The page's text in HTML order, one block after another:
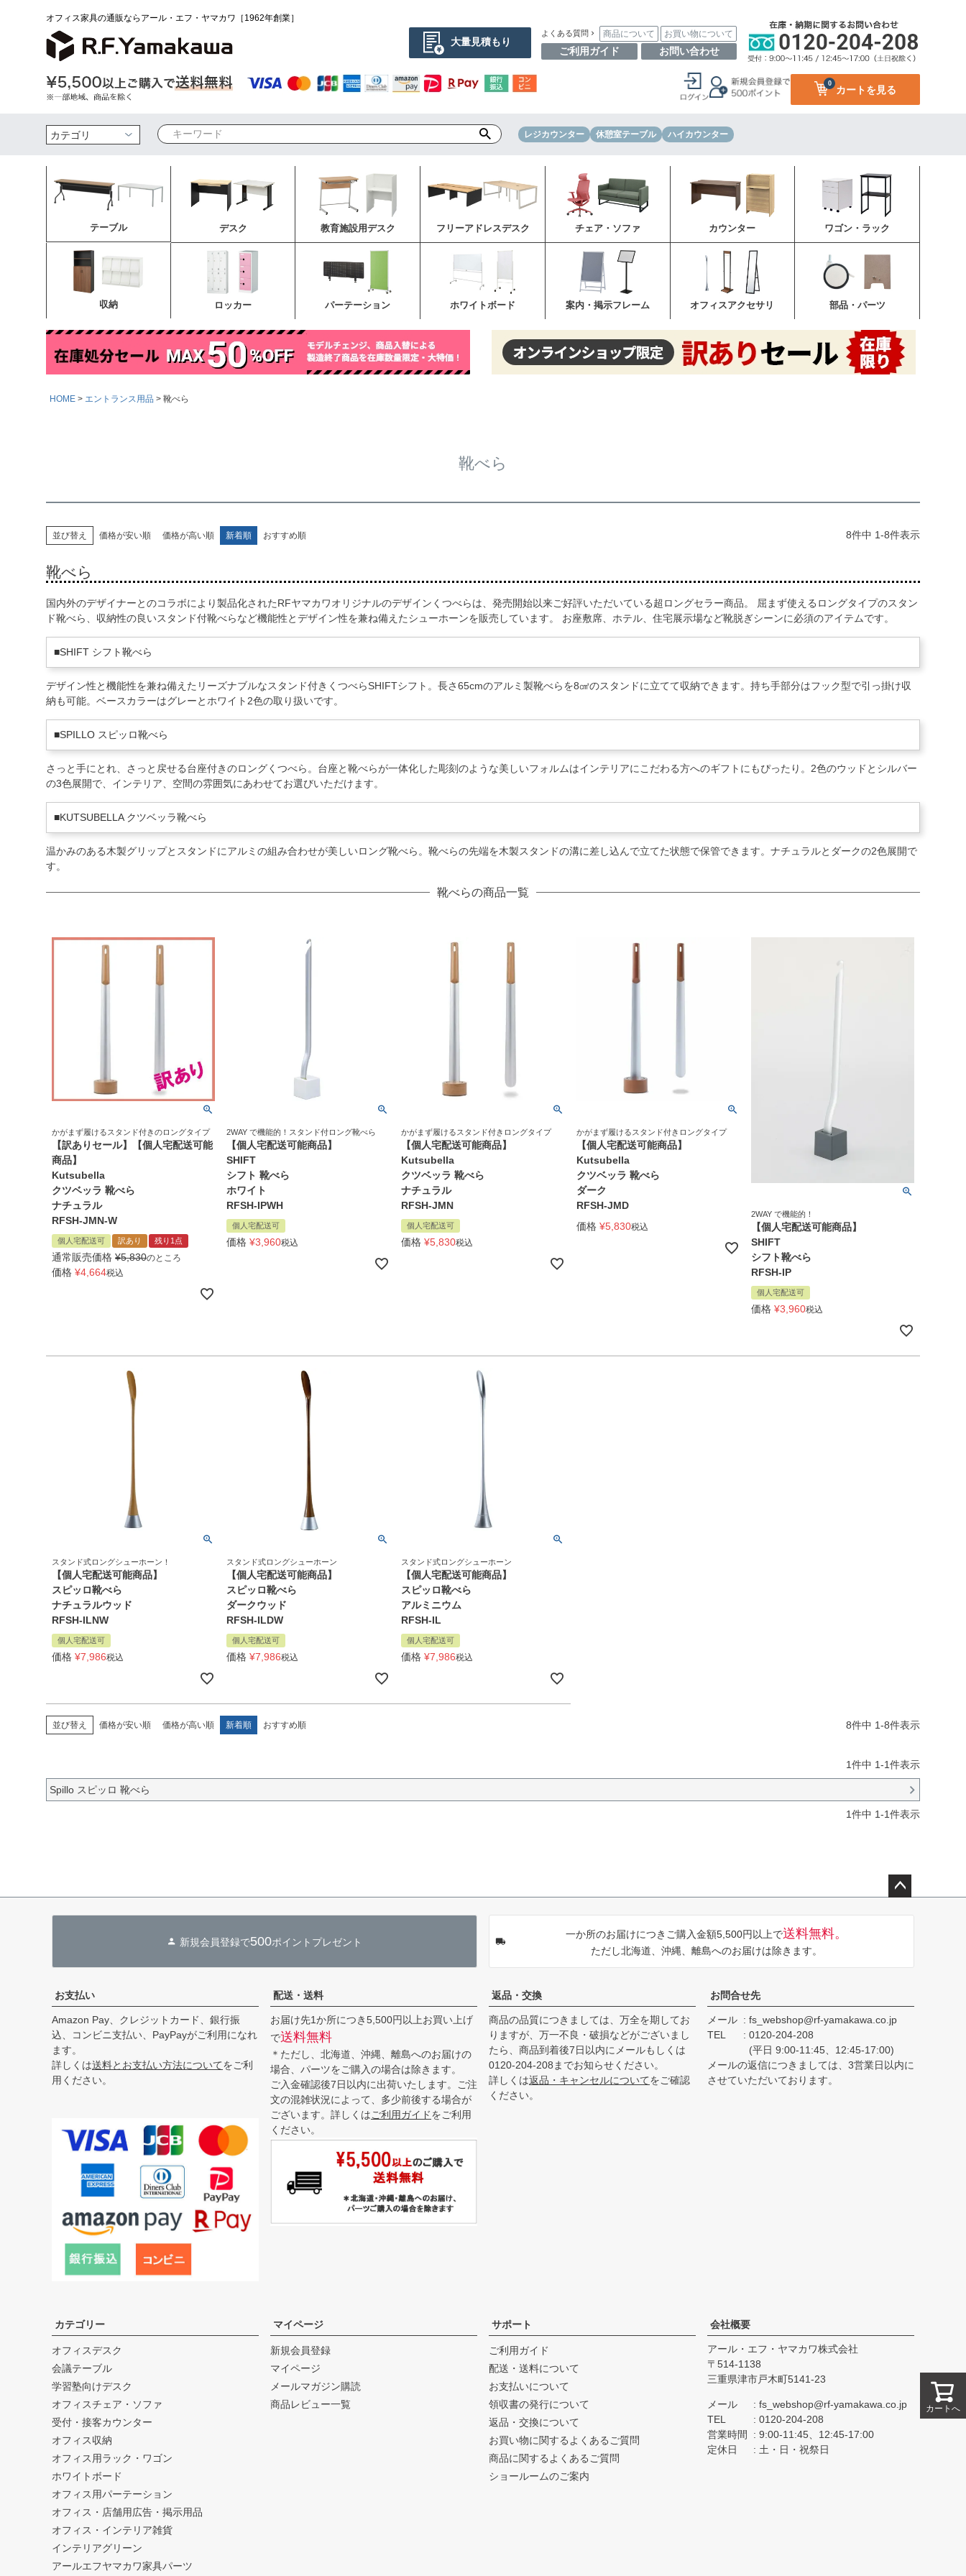
オフィス家具の通販ならアール・エフ・ヤマカワ［1962年創業］
大量見積もり
よくある質問 商品について お買い物について
ご利用ガイド お問い合わせ
カートを見る
0
検索 レジカウンター 休憩室テーブル ハイカウンター
テーブル デスク 教育施設用デスク フリーアドレスデスク チェア・ソファ カウンター ワゴン・ラック
収納 ロッカー パーテーション ホワイトボード 案内・掲示フレーム オフィスアクセサリ 部品・パーツ
HOME エントランス用品 靴べら
靴べら
並び替え 価格が安い順 価格が高い順 新着順 おすすめ順 8件中 1-8件表示
靴べら
国内外のデザイナーとのコラボにより製品化されたRFヤマカワオリジナルのデザインくつべらは、発売開始以来ご好評いただいている超ロングセラー商品。 屈まず使えるロングタイプのスタン
ド靴べら、収納性の良いスタンド付靴べらなど機能性とデザイン性を兼ね備えたシューホーンを販売しています。 お座敷席、ホテル、住宅展示場など靴脱ぎシーンに必須のアイテムです。
■SHIFT シフト靴べら
デザイン性と機能性を兼ね備えたリーズナブルなスタンド付きくつべらSHIFTシフト。長さ65cmのアルミ製靴べらを8㎤のスタンドに立てて収納できます。持ち手部分はフック型で引っ掛け収
納も可能。ベースカラーはグレーとホワイト2色の取り扱いです。
■SPILLO スピッロ靴べら
さっと手にとれ、さっと戻せる台座付きのロングくつべら。台座と靴べらが一体化した彫刻のような美しいフォルムはインテリアにこだわる方へのギフトにもぴったり。2色のウッドとシルバー
の3色展開で、インテリア、空間の雰囲気にあわせてお選びいただけます。
■KUTSUBELLA クツベッラ靴べら
温かみのある木製グリップとスタンドにアルミの組み合わせが美しいロング靴べら。靴べらの先端を木製スタンドの溝に差し込んで立てた状態で保管できます。ナチュラルとダークの2色展開で
す。
靴べらの商品一覧
かがまず履けるスタンド付きのロングタイプ
【訳ありセール】【個人宅配送可能
商品】
Kutsubella
クツベッラ 靴べら
ナチュラル
RFSH-JMN-W
個人宅配送可 訳あり 残り1点
通常販売価格 ¥5,830のところ
価格 ¥4,664税込
2WAY で機能的！スタンド付ロング靴べら
【個人宅配送可能商品】
SHIFT
シフト 靴べら
ホワイト
RFSH-IPWH
個人宅配送可
価格 ¥3,960税込
かがまず履けるスタンド付きロングタイプ
【個人宅配送可能商品】
Kutsubella
クツベッラ 靴べら
ナチュラル
RFSH-JMN
個人宅配送可
価格 ¥5,830税込
かがまず履けるスタンド付きロングタイプ
【個人宅配送可能商品】
Kutsubella
クツベッラ 靴べら
ダーク
RFSH-JMD
価格 ¥5,830税込
2WAY で機能的！
【個人宅配送可能商品】
SHIFT
シフト靴べら
RFSH-IP
個人宅配送可
価格 ¥3,960税込
スタンド式ロングシューホーン！
【個人宅配送可能商品】
スピッロ靴べら
ナチュラルウッド
RFSH-ILNW
個人宅配送可
価格 ¥7,986税込
スタンド式ロングシューホーン
【個人宅配送可能商品】
スピッロ靴べら
ダークウッド
RFSH-ILDW
個人宅配送可
価格 ¥7,986税込
スタンド式ロングシューホーン
【個人宅配送可能商品】
スピッロ靴べら
アルミニウム
RFSH-IL
個人宅配送可
価格 ¥7,986税込
並び替え 価格が安い順 価格が高い順 新着順 おすすめ順 8件中 1-8件表示
1件中 1-1件表示
Spillo スピッロ 靴べら
1件中 1-1件表示
カートへ
新規会員登録で500ポイントプレゼント
一か所のお届けにつきご購入金額5,500円以上で送料無料。
ただし北海道、沖縄、離島へのお届けは除きます。
お支払い
Amazon Pay、クレジットカード、銀行振
込、コンビニ支払い、PayPayがご利用になれ
ます。
詳しくは送料とお支払い方法についてをご利
用ください。
配送・送料
お届け先1か所につき5,500円以上お買い上げ
で送料無料
＊ただし、北海道、沖縄、離島へのお届けの
場合、パーツをご購入の場合は除きます。
ご入金確認後7日以内に出荷いたします。ご注
文の混雑状況によって、多少前後する場合が
ございます。詳しくはご利用ガイドをご利用
ください。
返品・交換
商品の品質につきましては、万全を期してお
りますが、万一不良・破損などがございまし
たら、商品到着後7日以内にメールもしくは
0120-204-208までお知らせください。
詳しくは返品・キャンセルについてをご確認
ください。
お問合せ先
メール
fs_webshop@rf-yamakawa.co.jp
TEL
0120-204-208
(平日 9:00-11:45、12:45-17:00)
メールの返信につきましては、3営業日以内に
させていただいております。
カテゴリー
オフィスデスク
会議テーブル
学習塾向けデスク
オフィスチェア・ソファ
受付・接客カウンター
オフィス収納
オフィス用ラック・ワゴン
ホワイトボード
オフィス用パーテーション
オフィス・店舗用広告・掲示用品
オフィス・インテリア雑貨
インテリアグリーン
アールエフヤマカワ家具パーツ
マイページ
新規会員登録
マイページ
メールマガジン購読
商品レビュー一覧
サポート
ご利用ガイド
配送・送料について
お支払いについて
領収書の発行について
返品・交換について
お買い物に関するよくあるご質問
商品に関するよくあるご質問
ショールームのご案内
会社概要
アール・エフ・ヤマカワ株式会社
514-1138
三重県津市戸木町5141-23
メール
fs_webshop@rf-yamakawa.co.jp
TEL
0120-204-208
営業時間
9:00-11:45、12:45-17:00
定休日
土・日・祝祭日